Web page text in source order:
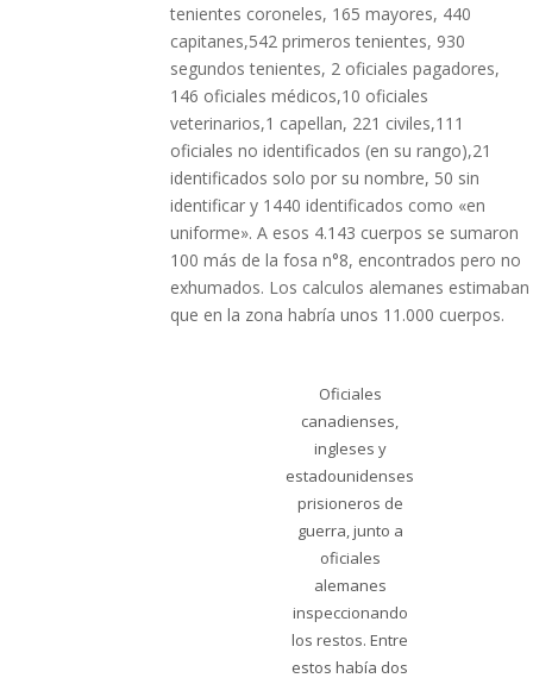
tenientes coroneles, 165 mayores, 440
capitanes,542 primeros tenientes, 930
segundos tenientes, 2 oficiales pagadores,
146 oficiales médicos,10 oficiales
veterinarios,1 capellan, 221 civiles,111
oficiales no identificados (en su rango),21
identificados solo por su nombre, 50 sin
identificar y 1440 identificados como «en
uniforme». A esos 4.143 cuerpos se sumaron
100 más de la fosa n°8, encontrados pero no
exhumados. Los calculos alemanes estimaban
que en la zona habría unos 11.000 cuerpos.
Oficiales
canadienses,
ingleses y
estadounidenses
prisioneros de
guerra, junto a
oficiales
alemanes
inspeccionando
los restos. Entre
estos había dos